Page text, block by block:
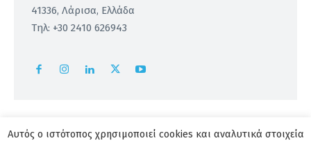
41336, Λάρισα, Ελλάδα
Τηλ: +30 2410 626943
Αυτός ο ιστότοπος χρησιμοποιεί cookies και αναλυτικά στοιχεία